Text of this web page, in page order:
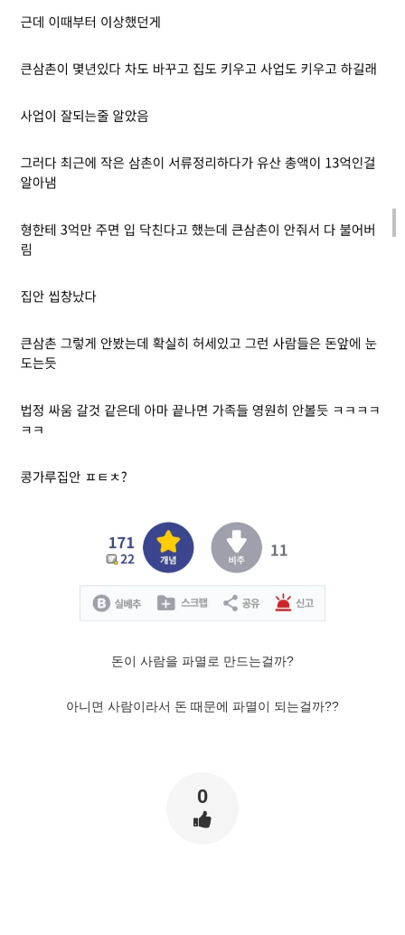
돈이 사람을 파멸로 만드는걸까?
아니면 사람이라서 돈 때문에 파멸이 되는걸까??
0